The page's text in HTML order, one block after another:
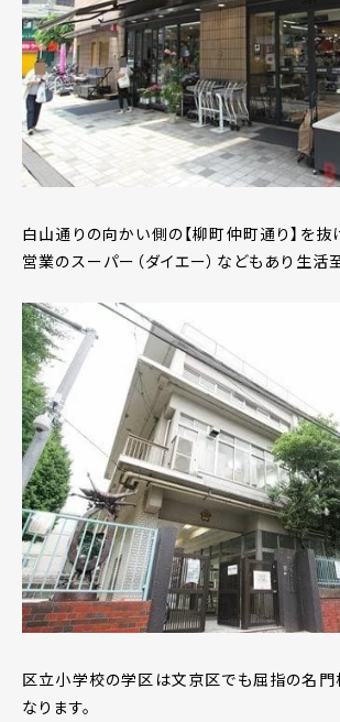
白山通りの向かい側の【柳町仲町通り】を
営業のスーパー（ダイエー）などもあり生活
区立小学校の学区は文京区でも屈指の名門
なります。